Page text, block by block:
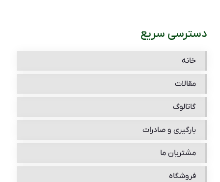
دسترسی سریع
خانه
مقالات
گاتالوگ
بارگیری و صادرات
مشتریان ما
فروشگاه